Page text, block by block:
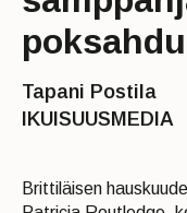
Tapani Postila
IKUISUUSMEDIA
Brittiläisen